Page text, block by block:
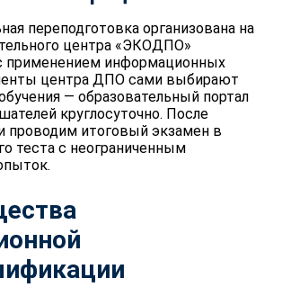
переподготовка организована на
центра «ЭКОДПО»
применением информационных
центра ДПО сами выбирают
— образовательный портал
круглосуточно. После
проводим итоговый экзамен в
теста с неограниченным